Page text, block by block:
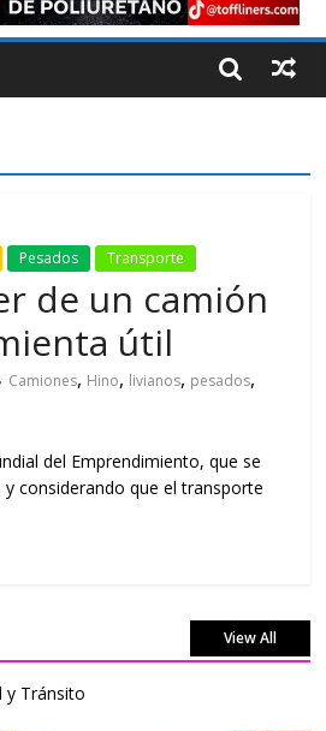
Pesados Transporte
de un camión
útil
Camiones, Hino, livianos, pesados,
del Emprendimiento, que se
considerando que el transporte
View All
y Tránsito